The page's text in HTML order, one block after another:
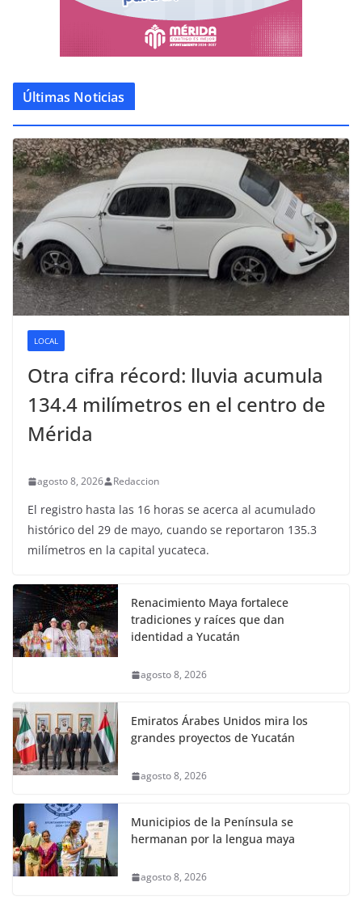
Últimas Noticias
LOCAL
Otra cifra récord: lluvia acumula
134.4 milímetros en el centro de
Mérida
agosto 8, 2026 Redaccion
El registro hasta las 16 horas se acerca al acumulado
histórico del 29 de mayo, cuando se reportaron 135.3
milímetros en la capital yucateca.
Renacimiento Maya fortalece
tradiciones y raíces que dan
identidad a Yucatán
agosto 8, 2026
Emiratos Árabes Unidos mira los
grandes proyectos de Yucatán
agosto 8, 2026
Municipios de la Península se
hermanan por la lengua maya
agosto 8, 2026